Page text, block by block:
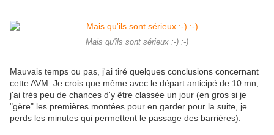
Mais qu'ils sont sérieux :-) :-)
Mauvais temps ou pas, j'ai tiré quelques conclusions concernant
cette AVM. Je crois que même avec le départ anticipé de 10 mn,
j'ai très peu de chances d'y être classée un jour (en gros si je
"gère" les premières montées pour en garder pour la suite, je
perds les minutes qui permettent le passage des barrières).